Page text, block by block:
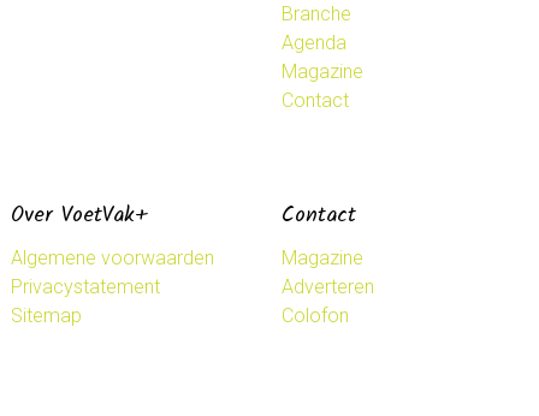
Branche
Agenda
Magazine
Contact
Over VoetVak+
Algemene voorwaarden
Privacystatement
Sitemap
Contact
Magazine
Adverteren
Colofon